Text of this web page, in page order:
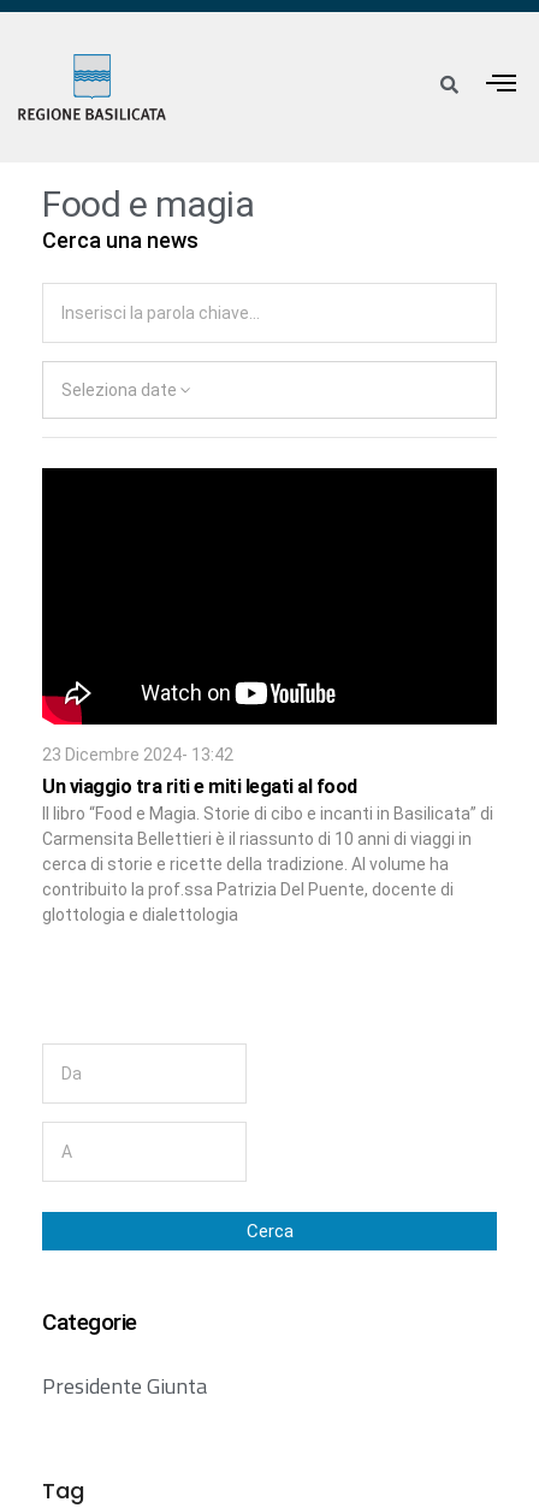
Food e magia
Cerca una news
Seleziona date
23 Dicembre 2024- 13:42
Un viaggio tra riti e miti legati al food
Il libro “Food e Magia. Storie di cibo e incanti in Basilicata” di
Carmensita Bellettieri è il riassunto di 10 anni di viaggi in
cerca di storie e ricette della tradizione. Al volume ha
contribuito la prof.ssa Patrizia Del Puente, docente di
glottologia e dialettologia
Cerca
Categorie
Presidente Giunta
Tag